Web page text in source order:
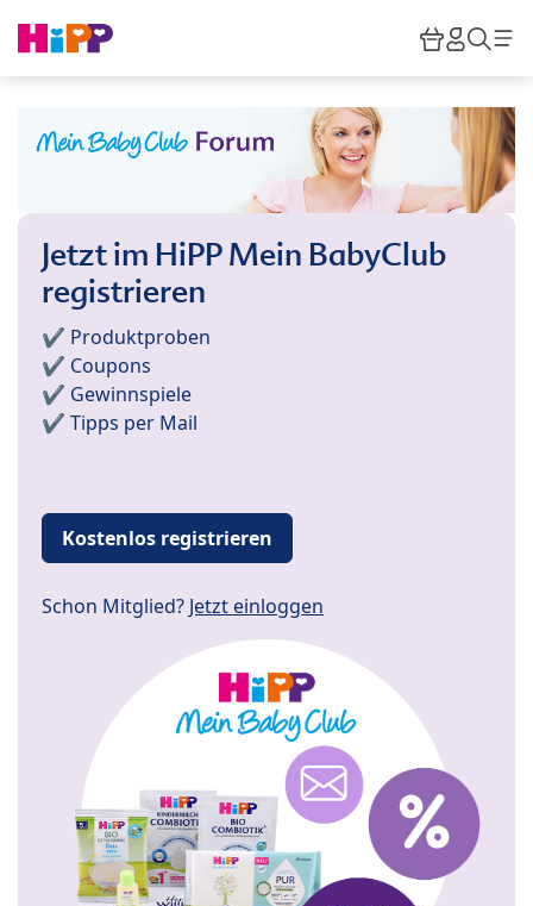
HiPP
Jetzt im HiPP Mein BabyClub
registrieren
✔️ Produktproben
✔️ Coupons
✔️ Gewinnspiele
✔️ Tipps per Mail
Kostenlos registrieren
Schon Mitglied? Jetzt einloggen